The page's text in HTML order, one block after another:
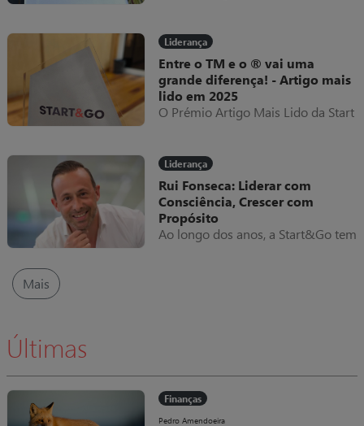
comunidade da revista digital ao
longo do ano.
Liderança
Entre o TM e o ® vai uma
grande diferença! - Artigo mais
lido em 2025
O Prémio Artigo Mais Lido da Start
envolvimento junto dos leitores da
revista ao longo do ano.
Liderança
Rui Fonseca: Liderar com
Consciência, Crescer com
Propósito
Ao longo dos anos, a Start&Go tem
Mais
Últimas
Finanças
Pedro Amendoeira